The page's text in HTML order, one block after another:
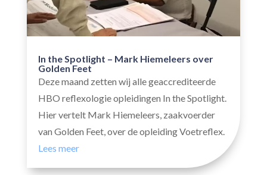
In the Spotlight – Mark Hiemeleers over
Golden Feet
Deze maand zetten wij alle geaccrediteerde
HBO reflexologie opleidingen In the Spotlight.
Hier vertelt Mark Hiemeleers, zaakvoerder
van Golden Feet, over de opleiding Voetreflex.
Lees meer